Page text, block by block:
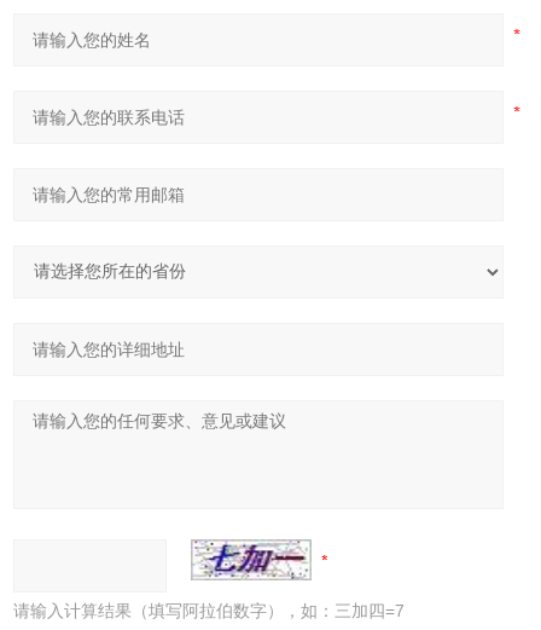
请输入计算结果（填写阿拉伯数字），如：三加四=7